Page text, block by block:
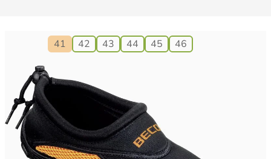
41 42 43 44 45 46
745
Є в наявності
КУПИТИ